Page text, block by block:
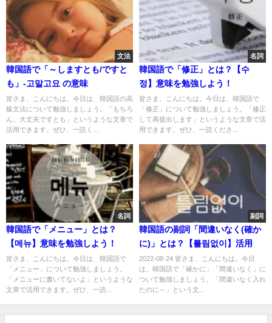
文法
韓国語で「～しますとも/ですと
も」-고말고요 の意味
皆さま、こんにちは。今日は、韓国語の高
級文法について勉強しましょう。「もちろ
ん、大丈夫ですとも」というような文章で
活用できます。ぜひ、一読く...
名詞
韓国語で「修正」とは？【수
정】意味を勉強しよう！
皆さま、こんにちは。今日は、韓国語で
「修正」について勉強しましょう。「修正
して再提出します」というような文章で活
用できます。ぜひ、一読くださ...
名詞
韓国語で「メニュー」とは？
【메뉴】意味を勉強しよう！
皆さま、こんにちは。今日は、韓国語で
「メニュー」について勉強しましょう。
「メニューに書いてないよ」というような
文章で活用できます。ぜひ、一読...
副詞
韓国語の副詞「間違いなく(確か
に)」とは？【틀림없이】活用
2022-08-24 皆さま、こんにちは。今日
は、韓国語で「確かに」「間違いなく」に
ついて勉強しましょう。「間違いなく入れ
たのに～」という文...